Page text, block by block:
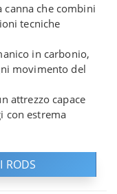
canna che combini
tecniche
in carbonio,
movimento del
attrezzo capace
con estrema
RODS